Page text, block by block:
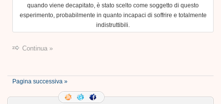
quando viene decapitato, è stato scelto come soggetto di questo
esperimento, probabilmente in quanto incapaci di soffrire e totalmente
indistruttibili.
Continua »
Pagina successiva »